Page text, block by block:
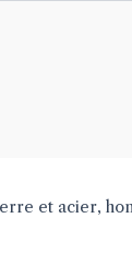
et acier,